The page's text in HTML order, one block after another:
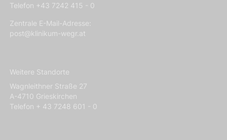
Telefon +43 7242 415 - 0
Zentrale E-Mail-Adresse:
post@klinikum-wegr.at
Weitere Standorte
Wagnleithner Straße 27
A-4710 Grieskirchen
Telefon + 43 7248 601 - 0